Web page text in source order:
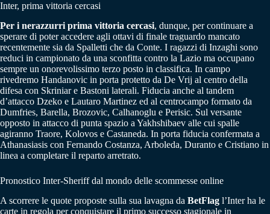
Inter, prima vittoria cercasi
Per i nerazzurri prima vittoria cercasi, dunque, per continuare a
sperare di poter accedere agli ottavi di finale traguardo mancato
recentemente sia da Spalletti che da Conte. I ragazzi di Inzaghi sono
reduci in campionato da una sconfitta contro la Lazio ma occupano
sempre un onorevolissimo terzo posto in classifica. In campo
rivedremo Handanovic in porta protetto da De Vrij al centro della
difesa con Skriniar e Bastoni laterali. Fiducia anche al tandem
d’attacco Dzeko e Lautaro Martinez ed al centrocampo formato da
Dumfries, Barella, Brozovic, Calhanoglu e Perisic. Sul versante
opposto in attacco di punta spazio a Yakhshibaev alle cui spalle
agiranno Traore, Kolovos e Castaneda. In porta fiducia confermata a
Athanasiasis con Fernando Costanza, Arboleda, Duranto e Cristiano in
linea a completare il reparto arretrato.
Pronostico Inter-Sheriff dal mondo delle scommesse online
A scorrere le quote proposte sulla sua lavagna da BetFlag l’Inter ha le
carte in regola per conquistare il primo successo stagionale in